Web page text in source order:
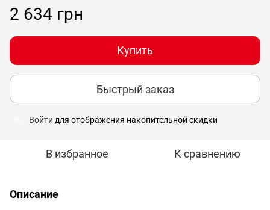
2 634 грн
Купить
Быстрый заказ
Войти для отображения накопительной скидки
В избранное К сравнению
Описание